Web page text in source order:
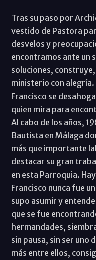
Tras su paso por
vestido de Pastora
desvelos y
encontramos ante un
soluciones,
ministerio con alegría.
Francisco se
quien mira para
Al cabo de los años,
Bautista en Málaga
más que importante
destacar su gran
en esta Parroquia.
Francisco nunca fue
supo asumir y
que se fue
hermandades,
sin pausa, sin ser uno
más entre ellos,